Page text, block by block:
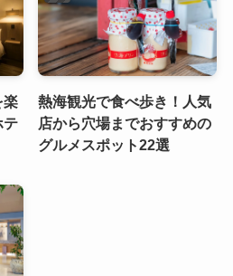
楽
テ
熱海観光で食べ歩き！人気
店から穴場までおすすめの
グルメスポット22選